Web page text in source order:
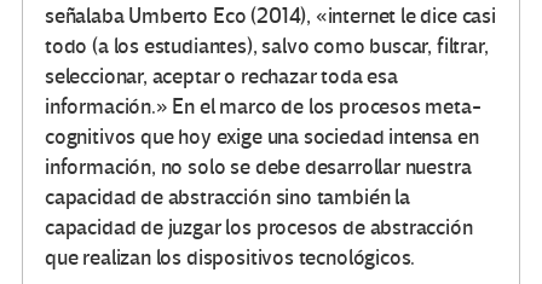
señalaba Umberto Eco (2014), «internet le dice casi
todo (a los estudiantes), salvo como buscar, filtrar,
seleccionar, aceptar o rechazar toda esa
información.» En el marco de los procesos meta-
cognitivos que hoy exige una sociedad intensa en
información, no solo se debe desarrollar nuestra
capacidad de abstracción sino también la
capacidad de juzgar los procesos de abstracción
que realizan los dispositivos tecnológicos.